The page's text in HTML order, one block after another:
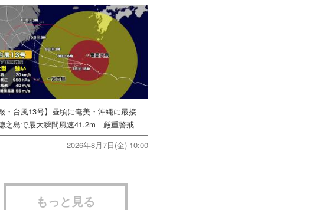
・台風13号】昼頃に奄美・沖縄に最接
島で最大瞬間風速41.2m 厳重警戒
2026年8月7日(金) 10:00
もっと見る